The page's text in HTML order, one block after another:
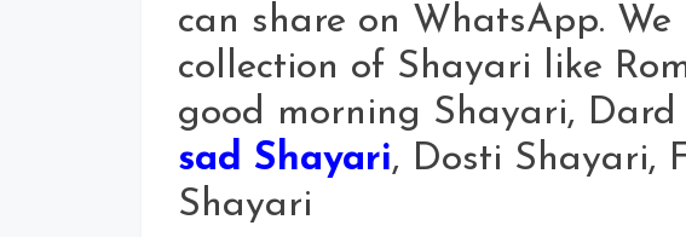
can share on WhatsApp.
collection of Shayari like
good morning Shayari,
sad Shayari, Dosti Shayari,
Shayari